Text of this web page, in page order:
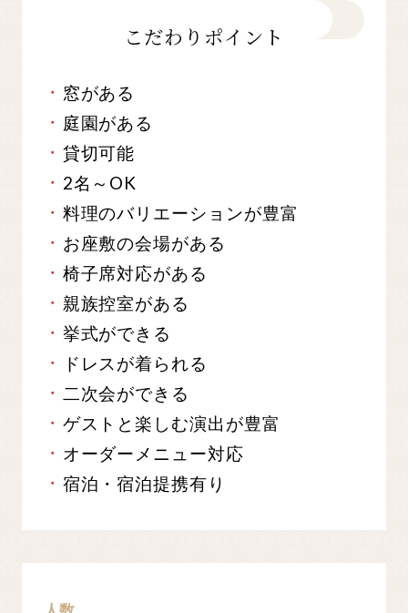
こだわりポイント
窓がある
庭園がある
貸切可能
2名～OK
料理のバリエーションが豊富
お座敷の会場がある
椅子席対応がある
親族控室がある
挙式ができる
ドレスが着られる
二次会ができる
ゲストと楽しむ演出が豊富
オーダーメニュー対応
宿泊・宿泊提携有り